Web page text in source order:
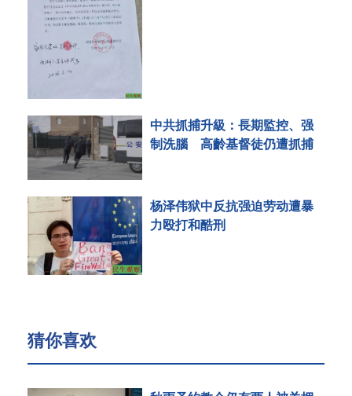
中共抓捕升級：長期監控、强
制洗腦 高齡基督徒仍遭抓捕
杨泽伟狱中反抗强迫劳动遭暴
力殴打和酷刑
猜你喜欢